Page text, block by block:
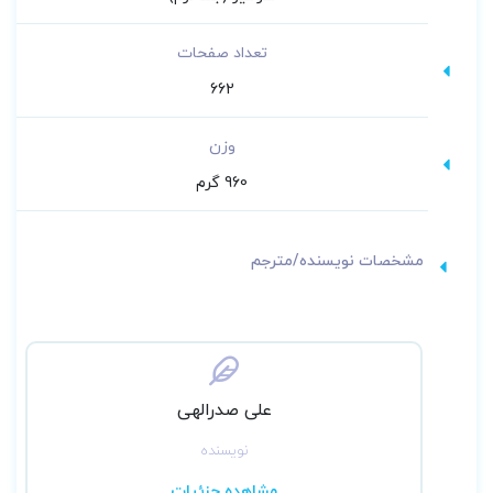
تعداد صفحات
662
وزن
960 گرم
مشخصات نویسنده/مترجم
علی صدرالهی
نویسنده